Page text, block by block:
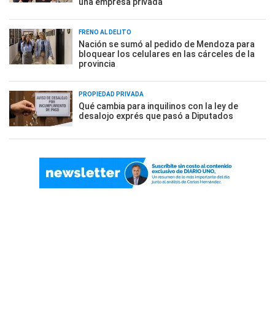
FRENO AL DELITO
Nación se sumó al pedido de Mendoza para
bloquear los celulares en las cárceles de la
provincia
PROPIEDAD PRIVADA
Qué cambia para inquilinos con la ley de
desalojo exprés que pasó a Diputados